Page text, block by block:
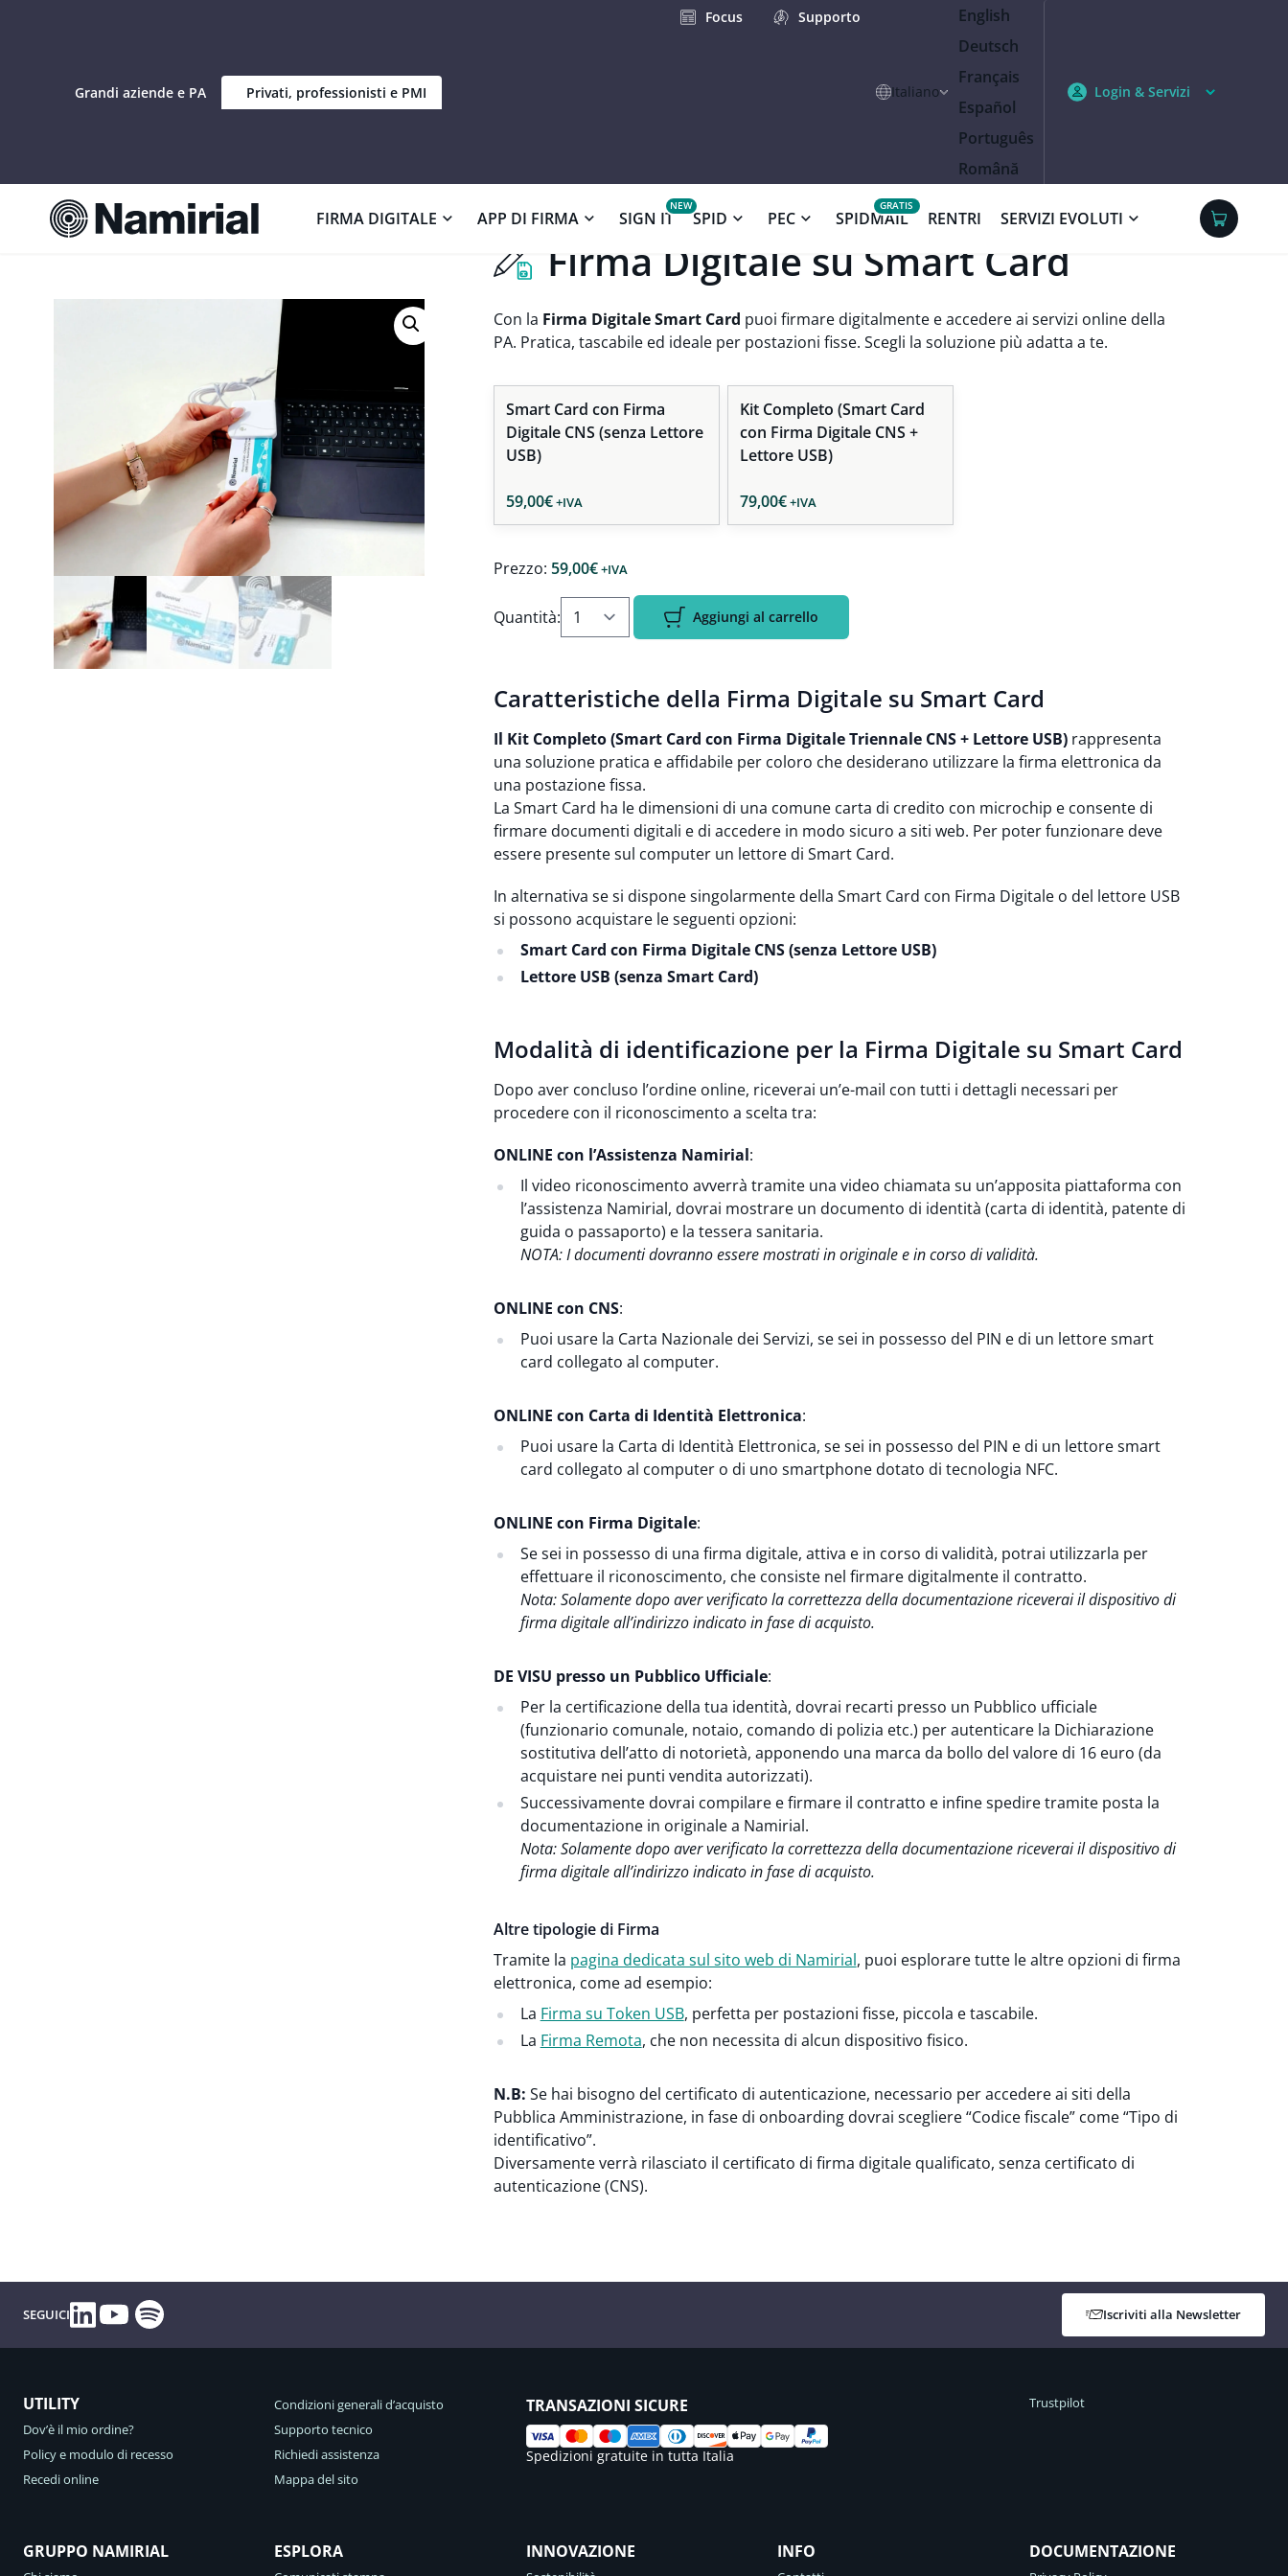
Grandi aziende e PA Privati, professionisti e PMI
Focus Supporto
Italiano
English
Deutsch
Français
Español
Português
Română
Login & Servizi
FIRMA DIGITALE APP DI FIRMA SIGN IT SPID PEC SPIDMAIL RENTRI SERVIZI EVOLUTI
Firma Digitale su Smart Card
Con la Firma Digitale Smart Card puoi firmare digitalmente e accedere ai servizi online della
PA. Pratica, tascabile ed ideale per postazioni fisse. Scegli la soluzione più adatta a te.
Smart Card con Firma
Digitale CNS (senza Lettore
USB)
59,00€+IVA
Kit Completo (Smart Card
con Firma Digitale CNS +
Lettore USB)
79,00€+IVA
Prezzo: 59,00€+IVA
Quantità: Aggiungi al carrello
Caratteristiche della Firma Digitale su Smart Card
Il Kit Completo (Smart Card con Firma Digitale Triennale CNS + Lettore USB)rappresenta
una soluzione pratica e affidabile per coloro che desiderano utilizzare la firma elettronica da
una postazione fissa.
La Smart Card ha le dimensioni di una comune carta di credito con microchip e consente di
firmare documenti digitali e di accedere in modo sicuro a siti web. Per poter funzionare deve
essere presente sul computer un lettore di Smart Card.
In alternativa se si dispone singolarmente della Smart Card con Firma Digitale o del lettore USB
si possono acquistare le seguenti opzioni:
Smart Card con Firma Digitale CNS (senza Lettore USB)
Lettore USB (senza Smart Card)
Modalità di identificazione per la Firma Digitale su Smart Card
Dopo aver concluso l’ordine online, riceverai un’e-mail con tutti i dettagli necessari per
procedere con il riconoscimento a scelta tra:
ONLINE con l’Assistenza Namirial:
Il video riconoscimento avverrà tramite una video chiamata su un’apposita piattaforma con
l’assistenza Namirial, dovrai mostrare un documento di identità (carta di identità, patente di
guida o passaporto) e la tessera sanitaria.
NOTA: I documenti dovranno essere mostrati in originale e in corso di validità.
ONLINE con CNS:
Puoi usare la Carta Nazionale dei Servizi, se sei in possesso del PIN e di un lettore smart
card collegato al computer.
ONLINE con Carta di Identità Elettronica:
Puoi usare la Carta di Identità Elettronica, se sei in possesso del PIN e di un lettore smart
card collegato al computer o di uno smartphone dotato di tecnologia NFC.
ONLINE con Firma Digitale:
Se sei in possesso di una firma digitale, attiva e in corso di validità, potrai utilizzarla per
effettuare il riconoscimento, che consiste nel firmare digitalmente il contratto.
Nota: Solamente dopo aver verificato la correttezza della documentazione riceverai il dispositivo di
firma digitale all’indirizzo indicato in fase di acquisto.
DE VISU presso un Pubblico Ufficiale:
Per la certificazione della tua identità, dovrai recarti presso un Pubblico ufficiale
(funzionario comunale, notaio, comando di polizia etc.) per autenticare la Dichiarazione
sostitutiva dell’atto di notorietà, apponendo una marca da bollo del valore di 16 euro (da
acquistare nei punti vendita autorizzati).
Successivamente dovrai compilare e firmare il contratto e infine spedire tramite posta la
documentazione in originale a Namirial.
Nota: Solamente dopo aver verificato la correttezza della documentazione riceverai il dispositivo di
firma digitale all’indirizzo indicato in fase di acquisto.
Altre tipologie di Firma
Tramite la pagina dedicata sul sito web di Namirial, puoi esplorare tutte le altre opzioni di firma
elettronica, come ad esempio:
La Firma su Token USB, perfetta per postazioni fisse, piccola e tascabile.
La Firma Remota, che non necessita di alcun dispositivo fisico.
N.B: Se hai bisogno del certificato di autenticazione, necessario per accedere ai siti della
Pubblica Amministrazione, in fase di onboarding dovrai scegliere “Codice fiscale” come “Tipo di
identificativo”.
Diversamente verrà rilasciato il certificato di firma digitale qualificato, senza certificato di
autenticazione (CNS).
SEGUICILinkedinYouTubeSpotify
Iscriviti alla Newsletter
UTILITY
Dov’è il mio ordine?
Policy e modulo di recesso
Recedi online
Condizioni generali d’acquisto
Supporto tecnico
Richiedi assistenza
Mappa del sito
TRANSAZIONI SICURE
Spedizioni gratuite in tutta Italia
Trustpilot
GRUPPO NAMIRIAL ESPLORA INNOVAZIONE INFO DOCUMENTAZIONE